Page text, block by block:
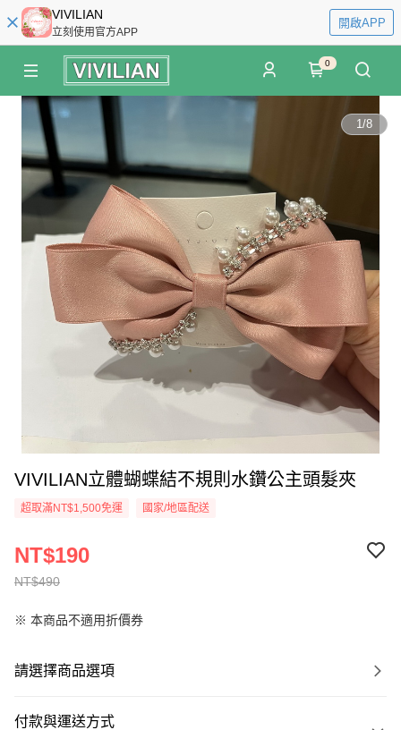
VIVILIAN
立刻使用官方APP
開啟APP
0
1/8
VIVILIAN立體蝴蝶結不規則水鑽公主頭髮夾
超取滿NT$1,500免運 國家/地區配送
NT$490
NT$190
※ 本商品不適用折價券
請選擇商品選項
付款與運送方式